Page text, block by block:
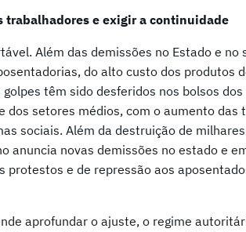
trabalhadores e exigir a continuidade
Além das demissões no Estado e no
do alto custo dos produtos
têm sido desferidos nos bolsos dos
setores médios, com o aumento das
sociais. Além da destruição de
anuncia novas demissões no estado e
protestos e de repressão aos
aprofundar o ajuste, o regime